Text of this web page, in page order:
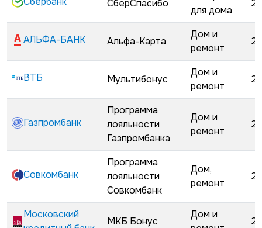
СберСпасибо
для дома
АЛЬФА-БАНК Альфа-Карта
Дом и
ремонт
ВТБ Мультибонус
Дом и
ремонт
Газпромбанк
Программа
лояльности
Газпромбанка
Дом и
ремонт
Совкомбанк
Программа
лояльности
Совкомбанк
Дом,
ремонт
Московский
МКБ Бонус
Дом и